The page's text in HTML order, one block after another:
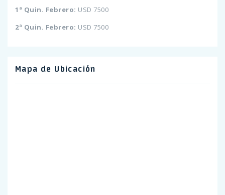
1ª Quin. Febrero: USD 7500
2ª Quin. Febrero: USD 7500
Mapa de Ubicación